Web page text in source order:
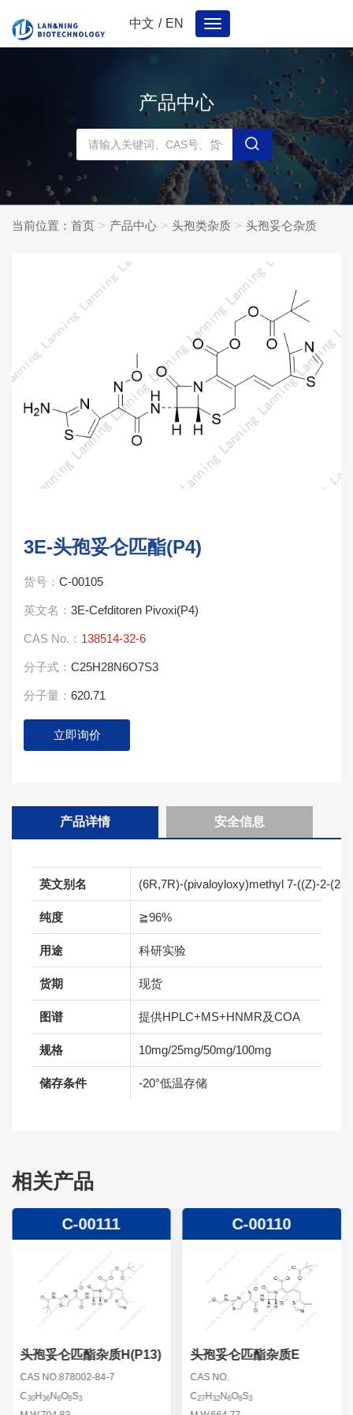
中文 / EN
Toggle
navigation
产品中心
当前位置： 首页 产品中心 头孢类杂质 头孢妥仑杂质
3E-头孢妥仑匹酯(P4)
货号： C-00105
英文名： 3E-Cefditoren Pivoxi(P4)
CAS No.： 138514-32-6
分子式： C25H28N6O7S3
分子量： 620.71
立即询价
产品详情 安全信息
英文别名 (6R,7R)-(pivaloyloxy)methyl 7-((Z)-2-(2-
纯度 ≧96%
用途 科研实验
货期 现货
图谱 提供HPLC+MS+HNMR及COA
规格 10mg/25mg/50mg/100mg
储存条件 -20°低温存储
相关产品
C-00111
头孢妥仑匹酯杂质H(P13)
CAS NO.878002-84-7
C30H36N6O8S3
C-00110
头孢妥仑匹酯杂质E
CAS NO.
C27H32N6O8S3